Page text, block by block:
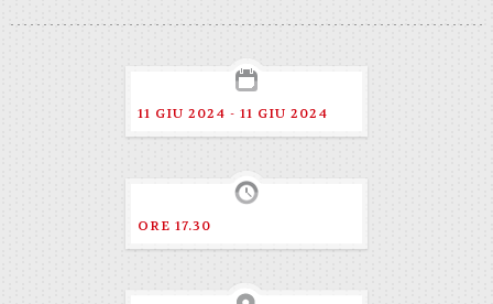
11 GIU 2024 - 11 GIU 2024
ORE 17.30